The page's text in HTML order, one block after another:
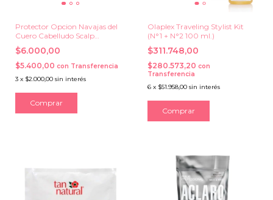
Protector Opcion Navajas del
Cuero Cabelludo Scalp
Protector x 170 grs.
$6.000,00
$5.400,00 con Transferencia
3 x $2.000,00 sin interés
Olaplex Traveling Stylist Kit
(N°1 + N°2 100 ml.)
$311.748,00
$280.573,20 con
Transferencia
6 x $51.958,00 sin interés